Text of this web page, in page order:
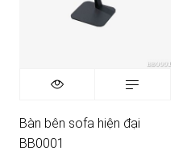
Bàn bên sofa hiện đại
BB0001